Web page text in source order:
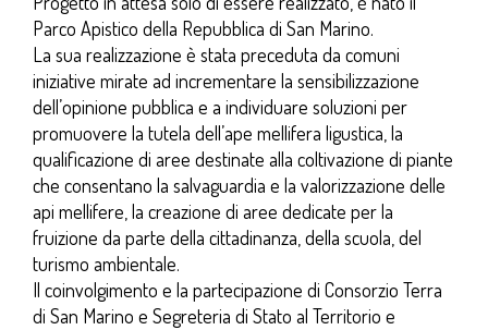
Parco Apistico della Repubblica di San Marino.
La sua realizzazione è stata preceduta da comuni
iniziative mirate ad incrementare la sensibilizzazione
dell’opinione pubblica e a individuare soluzioni per
promuovere la tutela dell’ape mellifera ligustica, la
qualificazione di aree destinate alla coltivazione di piante
che consentano la salvaguardia e la valorizzazione delle
api mellifere, la creazione di aree dedicate per la
fruizione da parte della cittadinanza, della scuola, del
turismo ambientale.
Il coinvolgimento e la partecipazione di Consorzio Terra
di San Marino e Segreteria di Stato al Territorio e